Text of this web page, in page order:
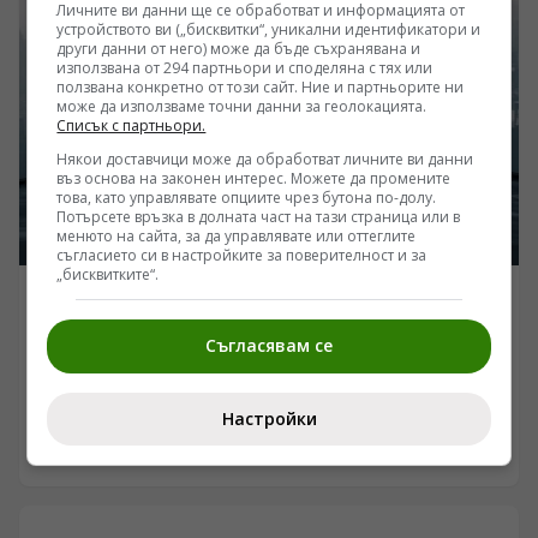
фракциониране се превръщат в критичен елемент от
националната сигурност. Докато физиологията
разчита на костния мозък да бълва 10 милиона клетки
в секунда, държавните апарати са принудени да
изграждат логистични мрежи за управление на този
ИНТЕРЕСНО
Числата зад строителния балон: В състояние ли е
алгоритъмът да съкрати 40% от закъсненията по
изкуствен интелект в строителния сектор се сблъскват
надхвърлени бюджети и хронична липса на
Личните ви данни ще се обработват и информацията от
устройството ви („бисквитки“, уникални идентификатори и
други данни от него) може да бъде съхранявана и
използвана от 294 партньори и споделяна с тях или
ползвана конкретно от този сайт. Ние и партньорите ни
може да използваме точни данни за геолокацията.
Списък с партньори.
Някои доставчици може да обработват личните ви данни
въз основа на законен интерес. Можете да промените
това, като управлявате опциите чрез бутона по-долу.
Потърсете връзка в долната част на тази страница или в
менюто на сайта, за да управлявате или оттеглите
съгласието си в настройките за поверителност и за
„бисквитките“.
Съгласявам се
Настройки